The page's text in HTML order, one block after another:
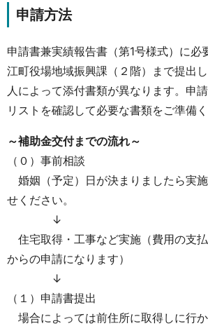
申請方法
申請書兼実績報告書（第1号様式）に必
江町役場地域振興課（２階）まで提出し
人によって添付書類が異なります。申
リストを確認して必要な書類をご準備く
～補助金交付までの流れ～
（０）事前相談
婚姻（予定）日が決まりましたら実
せください。
↓
住宅取得・工事など実施（費用の支
からの申請になります）
↓
（１）申請書提出
場合によっては前住所に取得しに行